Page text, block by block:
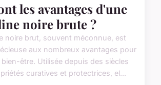
les avantages d'une
noire brute ?
noire brut, souvent méconnue, est
aux nombreux avantages pour
bien-être. Utilisée depuis des siècles
curatives et protectrices, el...